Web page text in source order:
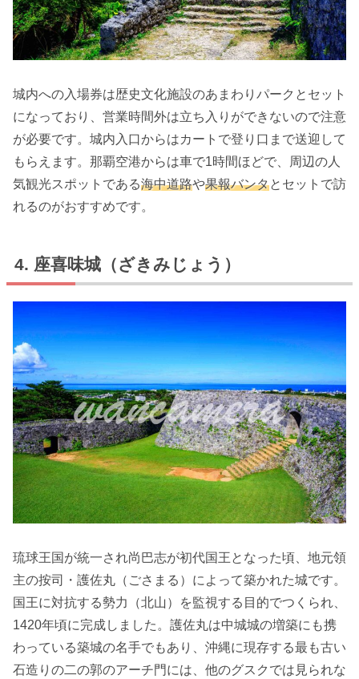
城内への入場券は歴史文化施設のあまわりパークとセット
になっており、営業時間外は立ち入りができないので注意
が必要です。城内入口からはカートで登り口まで送迎して
もらえます。那覇空港からは車で1時間ほどで、周辺の人
気観光スポットである海中道路や果報バンタとセットで訪
れるのがおすすめです。
座喜味城（ざきみじょう）
琉球王国が統一され尚巴志が初代国王となった頃、地元領
主の按司・護佐丸（ごさまる）によって築かれた城です。
国王に対抗する勢力（北山）を監視する目的でつくられ、
1420年頃に完成しました。護佐丸は中城城の増築にも携
わっている築城の名手でもあり、沖縄に現存する最も古い
石造りの二の郭のアーチ門には、他のグスクでは見られな